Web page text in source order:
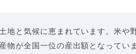
地と気候に恵まれています。米や
物が全国一位の産出額となってい